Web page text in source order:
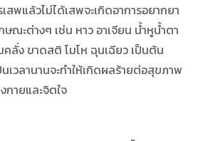
สพแล้วไม่ได้เสพจะเกิดอาการอยากยา
ณะต่างๆ เช่น หาว อาเจียน น้ำหูน้ำตา
ลั่ง ขาดสติ โมโห ฉุนเฉียว เป็นต้น
เวลานานจะทำให้เกิดผลร้ายต่อสุขภาพ
กายและจิตใจ